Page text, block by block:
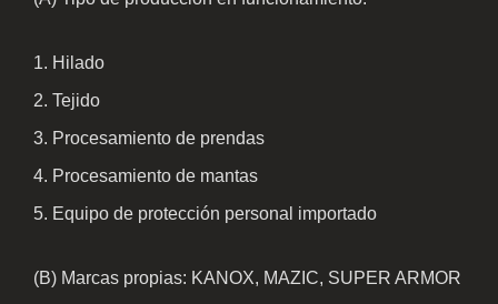
Hilado
Tejido
Procesamiento de prendas
Procesamiento de mantas
Equipo de protección personal importado
(B) Marcas propias: KANOX, MAZIC, SUPER ARMOR